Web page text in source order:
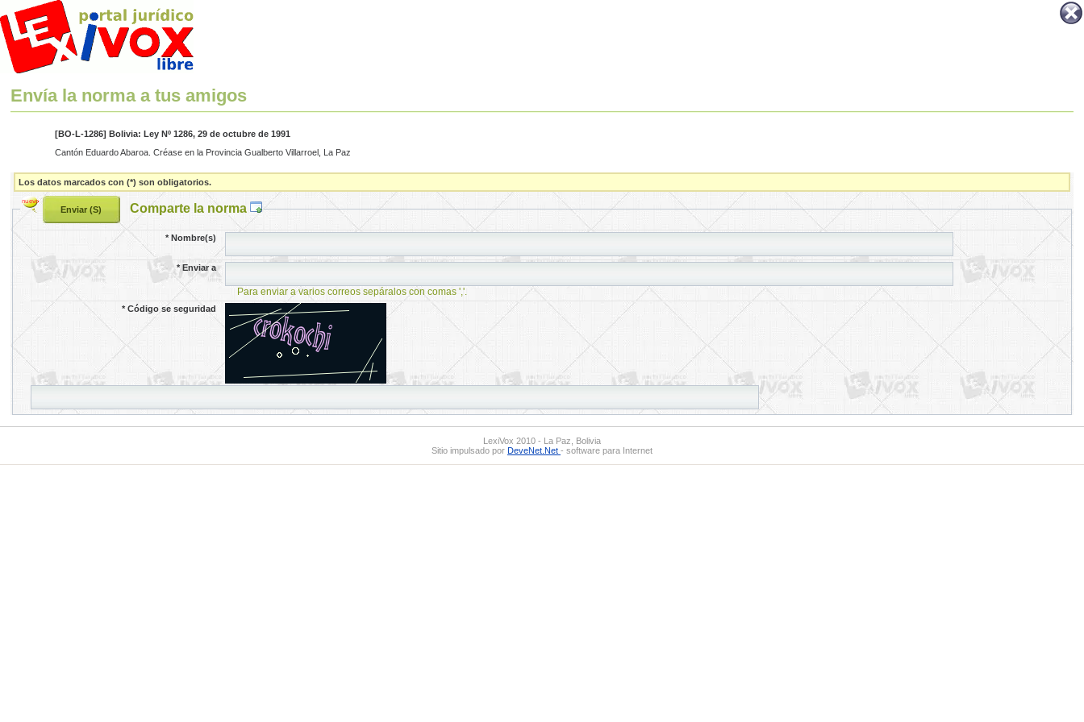
Envía la norma a tus amigos
[BO-L-1286] Bolivia: Ley Nº 1286, 29 de octubre de 1991
Cantón Eduardo Abaroa. Créase en la Provincia Gualberto Villarroel, La Paz
Los datos marcados con (*) son obligatorios.
Comparte la norma
*Nombre(s)
*Enviar a
Para enviar a varios correos sepáralos con comas ','.
*Código se seguridad
LexiVox 2010 - La Paz, Bolivia
Sitio impulsado por DeveNet.Net - software para Internet